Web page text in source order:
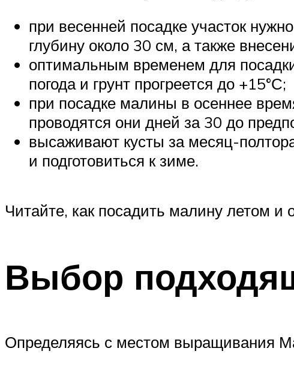
при весенней посадке участок
глубину около 30 см, а также
оптимальным временем для
погода и грунт прогреется до +15°С;
при посадке малины в осеннее
проводятся они дней за 30 до
высаживают кусты за месяц-
и подготовиться к зиме.
Читайте, как посадить малину летом и
Выбор
Определяясь с местом выращивания